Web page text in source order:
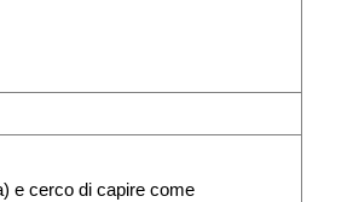
e cerco di capire come